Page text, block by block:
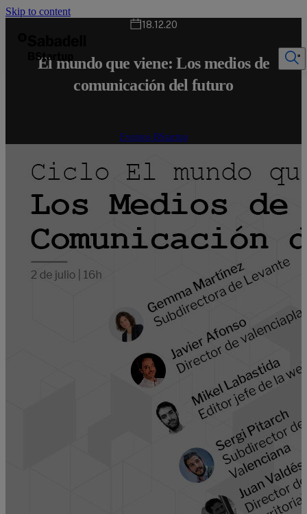
Skip to content
18.12.20
El mundo que viene: Los medios de
comunicación del futuro
Eventos BStartup